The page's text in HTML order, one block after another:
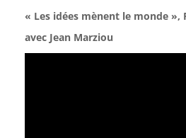
« Les idées mènent le monde »,
avec Jean Marziou
Lecteur